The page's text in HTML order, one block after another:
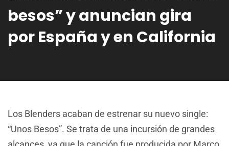
besos” y anuncian gira
por España y en California
Los Blenders acaban de estrenar su nuevo single:
“Unos Besos”. Se trata de una incursión de grandes